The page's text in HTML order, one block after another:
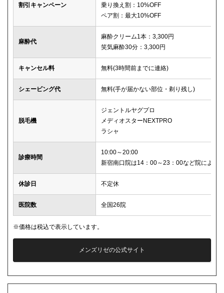
割引キャンペーン
乗り換え割：10%OFF
ペア割：最大10%OFF
麻酔代
麻酔クリーム1本：3,300円
笑気麻酔30分：3,300円
キャンセル料 無料(3時間前までに連絡)
シェービング代 無料(手が届かない部位・剃り残し)
脱毛機
ジェントルヤグプロ
メディオスターNEXTPRO
ラシャ
診療時間
10:00～20:00
新宿南口院は14：00～23：00など院により
休診日 不定休
医院数 全国26院
※価格は税込で表示しています。
メンズリゼの公式サイト